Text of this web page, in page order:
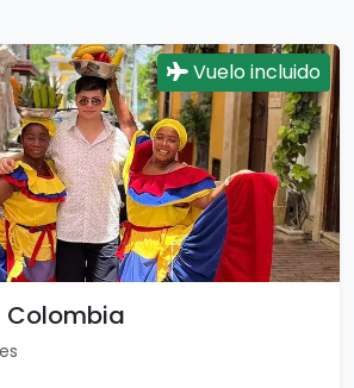
Vuelo incluido
Colombia